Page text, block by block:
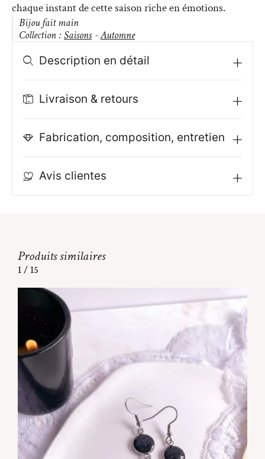
chaque instant de cette saison riche en émotions.
Bijou fait main
Collection :Saisons -Automne
Description en détail
Livraison & retours
Fabrication, composition, entretien
Avis clientes
Produits similaires
1/ 15